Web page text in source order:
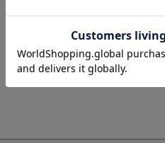
CABINZERO キャビンゼロ - CLASSIC 36L
11,550 （税込）